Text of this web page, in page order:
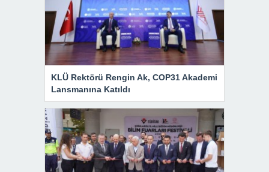
KLÜ Rektörü Rengin Ak, COP31 Akademi
Lansmanına Katıldı